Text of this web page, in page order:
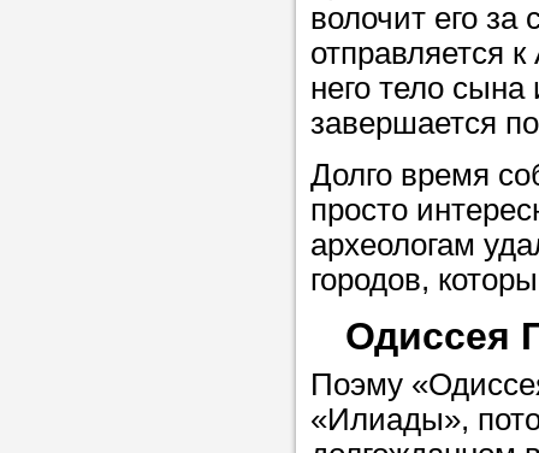
советам,
репетитора
Совет 2.
заявку на
то в поле
укажите как
чтобы мы
самого
волочит его
отправляется
него тело
завершается
Долго время
просто
археологам
городов,
Одиссея
Поэму
«Илиады»,